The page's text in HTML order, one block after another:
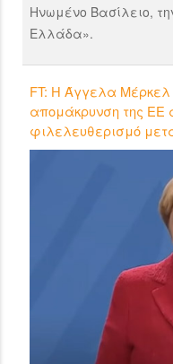
Ηνωμένο Βασίλειο,
Ελλάδα».
FT: Η Άγγελα
απομάκρυνση της ΕΕ
φιλελευθερισμό